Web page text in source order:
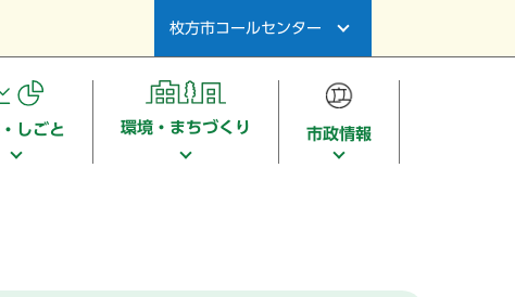
枚方市コールセンター
しごと 環境・まちづくり 市政情報